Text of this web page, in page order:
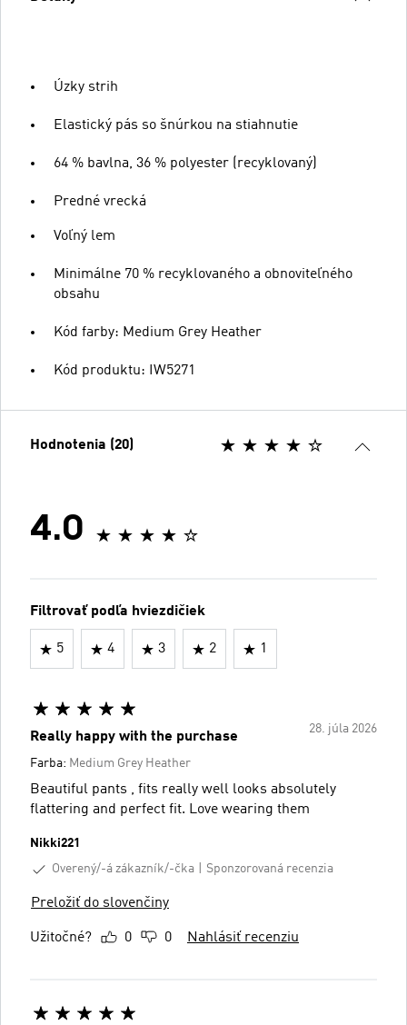
Úzky strih
Elastický pás so šnúrkou na stiahnutie
64 % bavlna, 36 % polyester (recyklovaný)
Predné vrecká
Voľný lem
Minimálne 70 % recyklovaného a obnoviteľného
obsahu
Kód farby: Medium Grey Heather
Kód produktu: IW5271
Hodnotenia (20)
4.0
Filtrovať podľa hviezdičiek
5 4 3 2 1
28. júla 2026
Really happy with the purchase
Farba: Medium Grey Heather
Beautiful pants , fits really well looks absolutely
flattering and perfect fit. Love wearing them
Nikki221
Overený/-á zákazník/-čka
Sponzorovaná recenzia
Preložiť do slovenčiny
Užitočné? 0 0 Nahlásiť recenziu